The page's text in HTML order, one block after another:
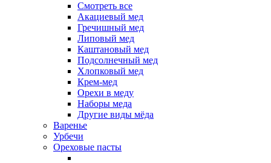
Смотреть все
Акациевый мед
Гречишный мед
Липовый мед
Каштановый мед
Подсолнечный мед
Хлопковый мед
Крем-мед
Орехи в меду
Наборы меда
Другие виды мёда
Варенье
Урбечи
Ореховые пасты